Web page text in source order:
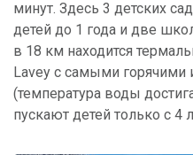
минут. Здесь 3 детских
детей до 1 года и две
в 18 км находится
Lavey с самыми
(температура воды
пускают детей только с 4